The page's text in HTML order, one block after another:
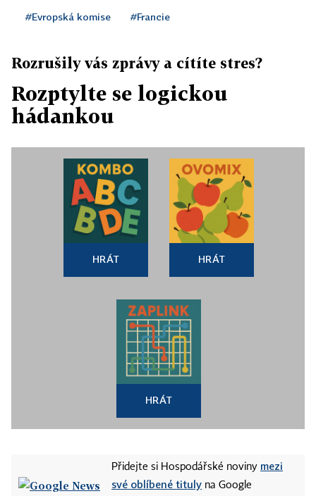
#Evropská komise #Francie
Rozrušily vás zprávy a cítíte stres?
Rozptylte se logickou
hádankou
HRÁT HRÁT
HRÁT
Přidejte si Hospodářské noviny mezi
své oblíbené tituly na Google